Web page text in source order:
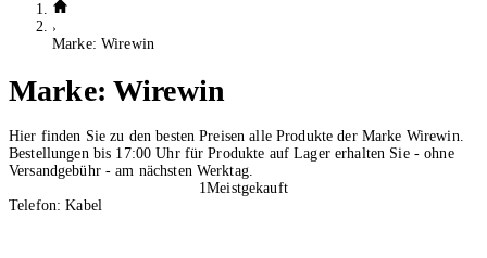
Marke: Wirewin
Marke: Wirewin
Hier finden Sie zu den besten Preisen alle Produkte der Marke Wirewin.
Bestellungen bis 17:00 Uhr für Produkte auf Lager erhalten Sie - ohne
Versandgebühr - am nächsten Werktag.
1Meistgekauft
Telefon: Kabel